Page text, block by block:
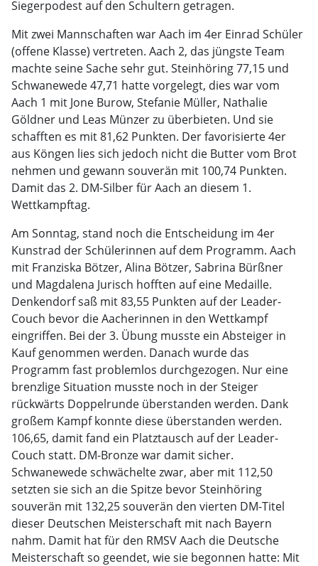
Siegerpodest auf den Schultern getragen.
Mit zwei Mannschaften war Aach im 4er Einrad Schüler
(offene Klasse) vertreten. Aach 2, das jüngste Team
machte seine Sache sehr gut. Steinhöring 77,15 und
Schwanewede 47,71 hatte vorgelegt, dies war vom
Aach 1 mit Jone Burow, Stefanie Müller, Nathalie
Göldner und Leas Münzer zu überbieten. Und sie
schafften es mit 81,62 Punkten. Der favorisierte 4er
aus Köngen lies sich jedoch nicht die Butter vom Brot
nehmen und gewann souverän mit 100,74 Punkten.
Damit das 2. DM-Silber für Aach an diesem 1.
Wettkampftag.
Am Sonntag, stand noch die Entscheidung im 4er
Kunstrad der Schülerinnen auf dem Programm. Aach
mit Franziska Bötzer, Alina Bötzer, Sabrina Bürßner
und Magdalena Jurisch hofften auf eine Medaille.
Denkendorf saß mit 83,55 Punkten auf der Leader-
Couch bevor die Aacherinnen in den Wettkampf
eingriffen. Bei der 3. Übung musste ein Absteiger in
Kauf genommen werden. Danach wurde das
Programm fast problemlos durchgezogen. Nur eine
brenzlige Situation musste noch in der Steiger
rückwärts Doppelrunde überstanden werden. Dank
großem Kampf konnte diese überstanden werden.
106,65, damit fand ein Platztausch auf der Leader-
Couch statt. DM-Bronze war damit sicher.
Schwanewede schwächelte zwar, aber mit 112,50
setzten sie sich an die Spitze bevor Steinhöring
souverän mit 132,25 souverän den vierten DM-Titel
dieser Deutschen Meisterschaft mit nach Bayern
nahm. Damit hat für den RMSV Aach die Deutsche
Meisterschaft so geendet, wie sie begonnen hatte: Mit